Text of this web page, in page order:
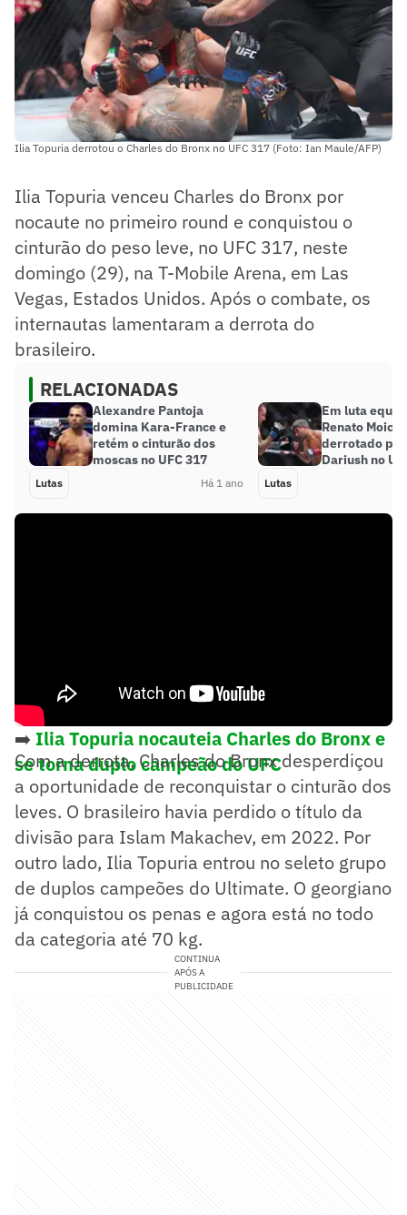
Ilia Topuria derrotou o Charles do Bronx no UFC 317 (Foto: Ian Maule/AFP)
Ilia Topuria venceu Charles do Bronx por
nocaute no primeiro round e conquistou o
cinturão do peso leve, no UFC 317, neste
domingo (29), na T-Mobile Arena, em Las
Vegas, Estados Unidos. Após o combate, os
internautas lamentaram a derrota do
brasileiro.
RELACIONADAS
Alexandre Pantoja
domina Kara-France e
retém o cinturão dos
moscas no UFC 317
Lutas Há 1 ano
Em luta
Renato
derrotado
Dariush no
Lutas
➡️ Ilia Topuria nocauteia Charles do Bronx e
se torna duplo campeão do UFC
Com a derrota, Charles do Bronx desperdiçou
a oportunidade de reconquistar o cinturão dos
leves. O brasileiro havia perdido o título da
divisão para Islam Makachev, em 2022. Por
outro lado, Ilia Topuria entrou no seleto grupo
de duplos campeões do Ultimate. O georgiano
já conquistou os penas e agora está no todo
da categoria até 70 kg.
CONTINUA
APÓS A
PUBLICIDADE